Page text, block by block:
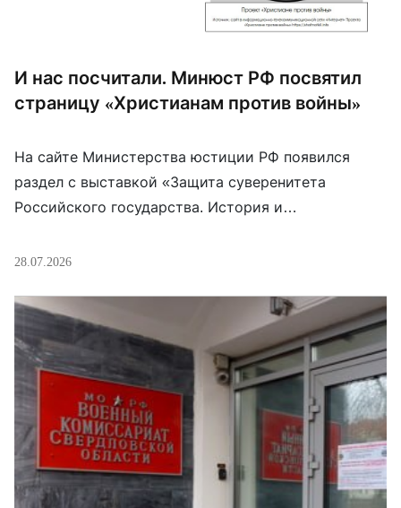
И нас посчитали. Минюст РФ посвятил
страницу «Христианам против войны»
На сайте Министерства юстиции РФ появился
раздел с выставкой «Защита суверенитета
Российского государства. История и
попытках «нарушения суверенитета» России.
организациях, которых Минюст вносил в реестр
«иностранных агентов». В этом разделе создана
страница и про «Христиан против войны». Как
заявляется, мы распространяем […]
28.07.2026